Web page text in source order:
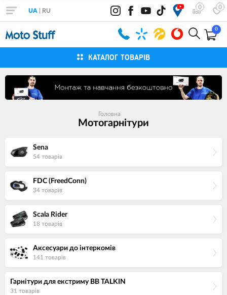
0 0
UA RU
0
КАТАЛОГ ТОВАРІВ
Головна
Мотогарнітури
Sena
54 товарiв
FDC (FreedConn)
34 товарiв
Scala Rider
18 товарiв
Аксесуари до інтеркомів
141 товарiв
Гарнітури для екстриму BB TALKIN
31 товарiв